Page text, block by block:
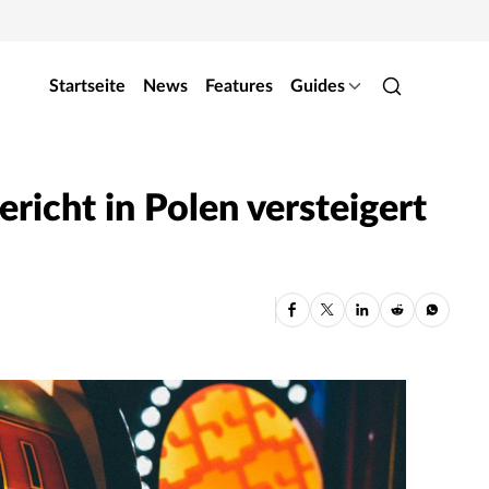
Startseite News Features Guides
in Polen versteigert